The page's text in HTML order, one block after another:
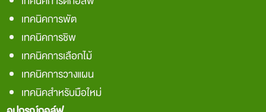
เทคนิคการพัต
เทคนิคการชิพ
เทคนิคการเลือกไม้
เทคนิคการวางแผน
เทคนิคสำหรับมือใหม่